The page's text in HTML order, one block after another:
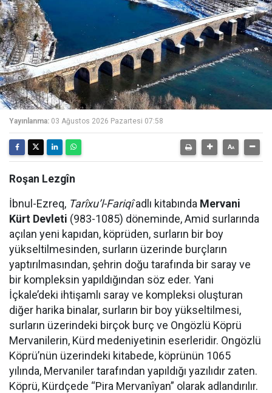
Yayınlanma: 03 Ağustos 2026 Pazartesi 07:58
Roşan Lezgîn
İbnul-Ezreq, Tarîxu’l-Fariqîadlı kitabında Mervani
Kürt Devleti (983-1085) döneminde, Amid surlarında
açılan yeni kapıdan, köprüden, surların bir boy
yükseltilmesinden, surların üzerinde burçların
yaptırılmasından, şehrin doğu tarafında bir saray ve
bir kompleksin yapıldığından söz eder. Yani
İçkale’deki ihtişamlı saray ve kompleksi oluşturan
diğer harika binalar, surların bir boy yükseltilmesi,
surların üzerindeki birçok burç ve Ongözlü Köprü
Mervanilerin, Kürd medeniyetinin eserleridir. Ongözlü
Köprü’nün üzerindeki kitabede, köprünün 1065
yılında, Mervaniler tarafından yapıldığı yazılıdır zaten.
Köprü, Kürdçede “Pira Mervanîyan” olarak adlandırılır.